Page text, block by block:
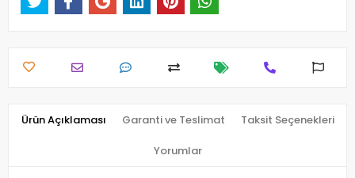
Ürün Açıklaması Garanti ve Teslimat Taksit Seçenekleri
Yorumlar